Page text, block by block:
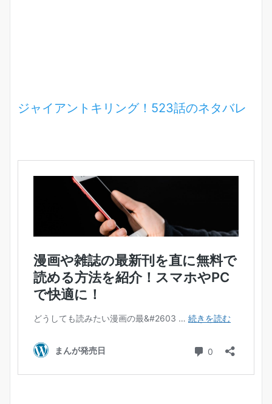
ジャイアントキリング！523話のネタバレ